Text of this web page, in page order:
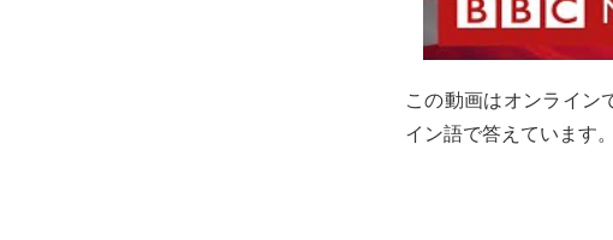
この動画はオンライン
イン語で答えています